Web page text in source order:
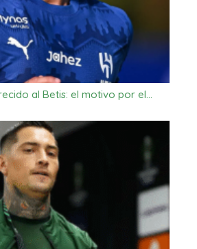
al Betis: el motivo por el…